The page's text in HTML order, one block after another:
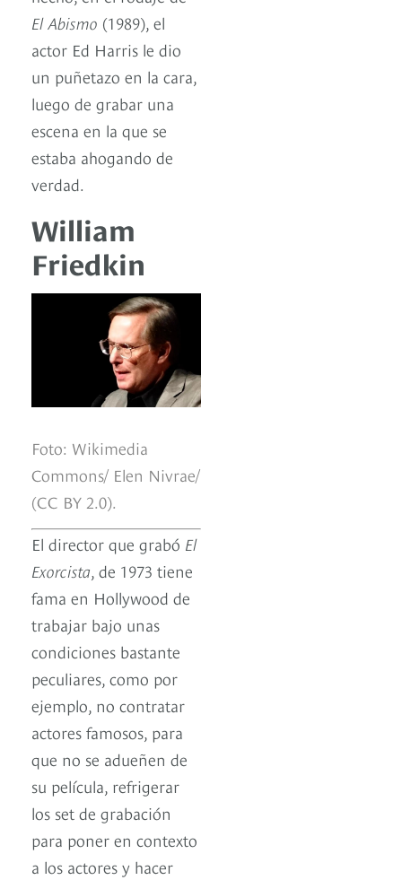
El Abismo (1989), el
actor Ed Harris le dio
un puñetazo en la cara,
luego de grabar una
escena en la que se
estaba ahogando de
verdad.
William
Friedkin
Foto: Wikimedia
Commons/ Elen Nivrae/
(CC BY 2.0).
El director que grabó El
Exorcista , de 1973 tiene
fama en Hollywood de
trabajar bajo unas
condiciones bastante
peculiares, como por
ejemplo, no contratar
actores famosos, para
que no se adueñen de
su película, refrigerar
los set de grabación
para poner en contexto
a los actores y hacer